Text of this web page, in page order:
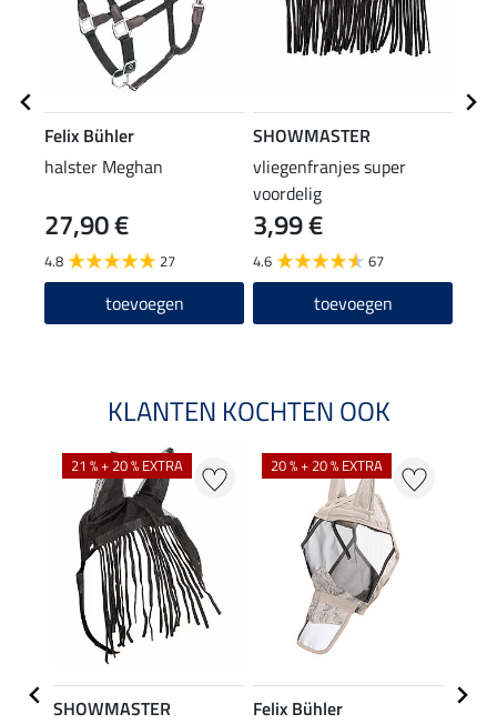
Felix Bühler
halster Meghan
27,90 €
4.8 27
toevoegen
SHOWMASTER
vliegenfranjes super
voordelig
3,99 €
4.6 67
toevoegen
KLANTEN KOCHTEN OOK
21 % + 20 % EXTRA
SHOWMASTER
20 % + 20 % EXTRA
Felix Bühler
Felix